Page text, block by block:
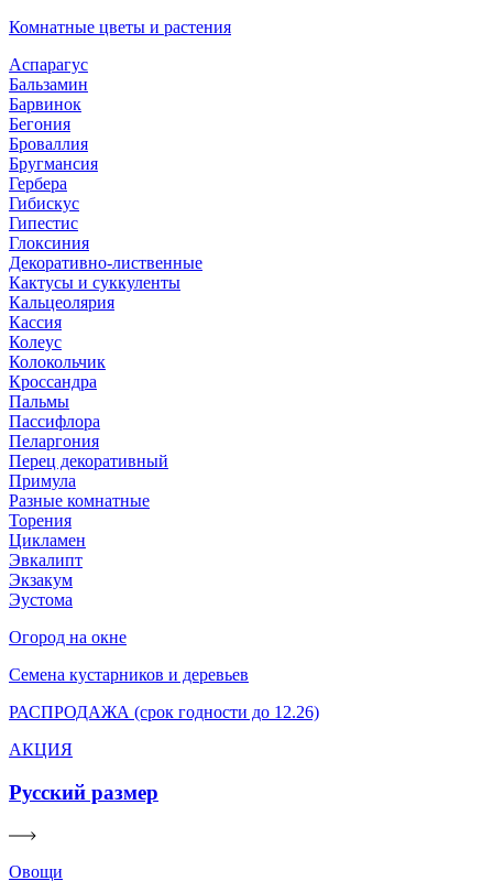
Комнатные цветы и растения
Аспарагус
Бальзамин
Барвинок
Бегония
Броваллия
Бругмансия
Гербера
Гибискус
Гипестис
Глоксиния
Декоративно-лиственные
Кактусы и суккуленты
Кальцеолярия
Кассия
Колеус
Колокольчик
Кроссандра
Пальмы
Пассифлора
Пеларгония
Перец декоративный
Примула
Разные комнатные
Торения
Цикламен
Эвкалипт
Экзакум
Эустома
Огород на окне
Семена кустарников и деревьев
РАСПРОДАЖА (срок годности до 12.26)
АКЦИЯ
Русский размер
Овощи